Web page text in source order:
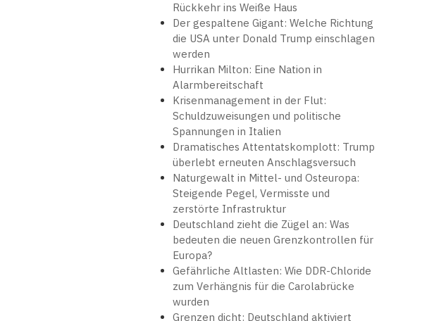
Rückkehr ins Weiße Haus
Der gespaltene Gigant: Welche Richtung
die USA unter Donald Trump einschlagen
werden
Hurrikan Milton: Eine Nation in
Alarmbereitschaft
Krisenmanagement in der Flut:
Schuldzuweisungen und politische
Spannungen in Italien
Dramatisches Attentatskomplott: Trump
überlebt erneuten Anschlagsversuch
Naturgewalt in Mittel- und Osteuropa:
Steigende Pegel, Vermisste und
zerstörte Infrastruktur
Deutschland zieht die Zügel an: Was
bedeuten die neuen Grenzkontrollen für
Europa?
Gefährliche Altlasten: Wie DDR-Chloride
zum Verhängnis für die Carolabrücke
wurden
Grenzen dicht: Deutschland aktiviert